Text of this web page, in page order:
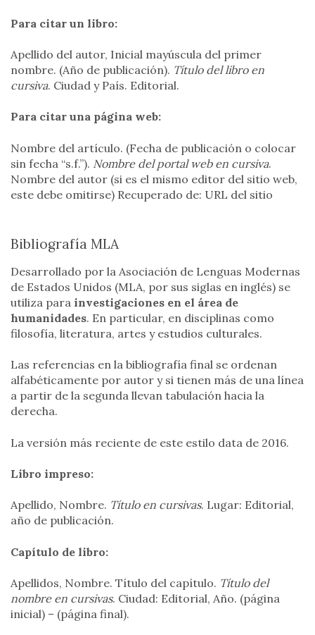
Para citar un libro:
Apellido del autor, Inicial mayúscula del primer
nombre. (Año de publicación). Título del libro en
cursiva. Ciudad y País. Editorial.
Para citar una página web:
Nombre del artículo. (Fecha de publicación o colocar
sin fecha “s.f.”). Nombre del portal web en cursiva.
Nombre del autor (si es el mismo editor del sitio web,
este debe omitirse) Recuperado de: URL del sitio
Bibliografía MLA
Desarrollado por la Asociación de Lenguas Modernas
de Estados Unidos (MLA, por sus siglas en inglés) se
utiliza para investigaciones en el área de
humanidades. En particular, en disciplinas como
filosofía, literatura, artes y estudios culturales.
Las referencias en la bibliografía final se ordenan
alfabéticamente por autor y si tienen más de una línea
a partir de la segunda llevan tabulación hacia la
derecha.
La versión más reciente de este estilo data de 2016.
Libro impreso:
Apellido, Nombre. Título en cursivas. Lugar: Editorial,
año de publicación.
Capítulo de libro:
Apellidos, Nombre. Título del capítulo. Título del
nombre en cursivas. Ciudad: Editorial, Año. (página
inicial) – (página final).